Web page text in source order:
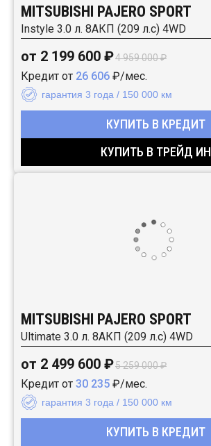
MITSUBISHI PAJERO SPORT
Instyle 3.0 л. 8АКП (209 л.с) 4WD
от 2 199 600 ₽4 959 000 ₽
Кредит от 26 606 ₽/мес.
гарантия 3 года / 150 000 км
КУПИТЬ В КРЕДИТ
КУПИТЬ В ТРЕЙД ИН
MITSUBISHI PAJERO SPORT
Ultimate 3.0 л. 8АКП (209 л.с) 4WD
от 2 499 600 ₽5 259 000 ₽
Кредит от 30 235 ₽/мес.
гарантия 3 года / 150 000 км
КУПИТЬ В КРЕДИТ